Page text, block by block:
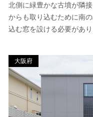
北側に緑豊かな古墳が隣
からも取り込むために南
込む窓を設ける必要があり
大阪府